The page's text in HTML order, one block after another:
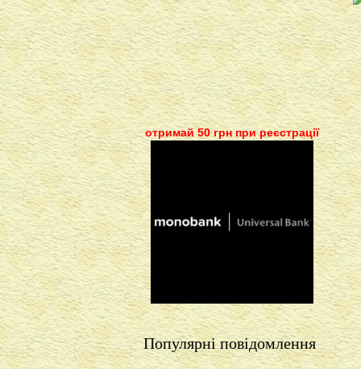
отримай 50 грн при реєстрації
Популярні повідомлення